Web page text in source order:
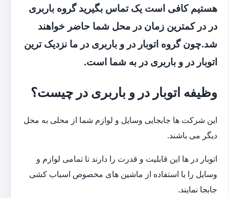
هستیم کافی است یک تماس بگیرید گروه باربری
در در کمترین زمان در محل شما حاضر خواهند
شد.چون گروه اتوبار در و باربری در ما نزدیک ترین
اتوبار در و باربری در به شما است.
وظیفه اتوبار در و باربری در چیست؟
این شرکت ها جابجایی وسایل و لوازم شما از محلی به محل
دیگر می باشند.
اتوبار در ها این قابلیت و قدرت را دارند تا تمامی لوازم و
وسایل را با استفاده از ماشین های مخصوص اسباب کشی
جابجا نمایند.